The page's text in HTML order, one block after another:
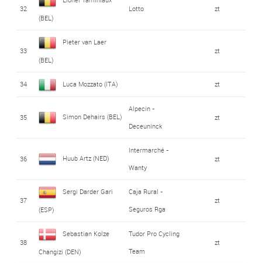
32
(BEL)
Lotto zt
33
Pieter van Laer
(BEL)
zt
34 Luca Mozzato (ITA) zt
35 Simon Dehairs (BEL)
Alpecin -
Deceuninck
zt
36 Huub Artz (NED)
Intermarché -
Wanty
zt
37
Sergi Darder Gari
(ESP)
Caja Rural -
Seguros Rga
zt
38
Sebastian Kolze
Changizi (DEN)
Tudor Pro Cycling
Team
zt